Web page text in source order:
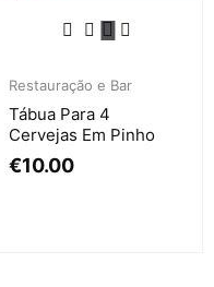
Restauração e Bar
Tábua Para 4
Cervejas Em Pinho
€10.00